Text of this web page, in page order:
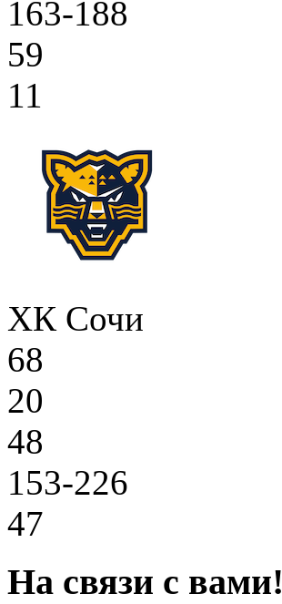
163-188
59
11
ХК Сочи
68
20
48
153-226
47
На связи с вами!